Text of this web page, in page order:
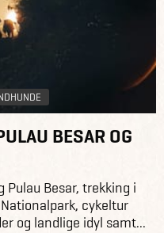
BESAR OG
Besar, trekking i
cykeltur
og landlige idyl samt...